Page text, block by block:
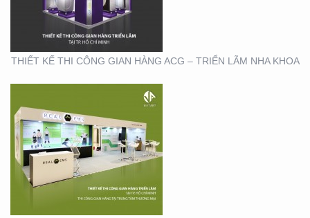
THIẾT KẾ THI CÔNG GIAN HÀNG ACG – TRIỂN LÃM NHA KHOA
THIẾT KẾ THI CÔNG
CHUỖI CỬA HÀNG
THỨC ĂN NHANH TORKI